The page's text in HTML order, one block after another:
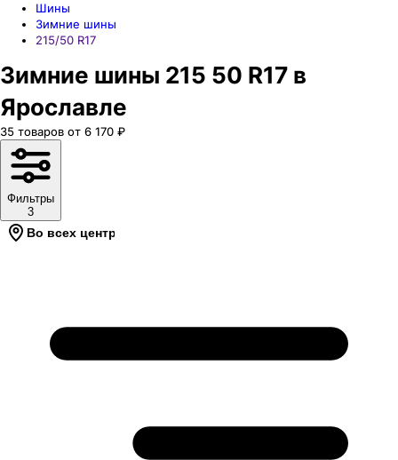
Шины
Зимние шины
215/50 R17
Зимние шины 215 50 R17 в
Ярославле
35 товаров от 6 170 ₽
Фильтры
3
Во всех центрах